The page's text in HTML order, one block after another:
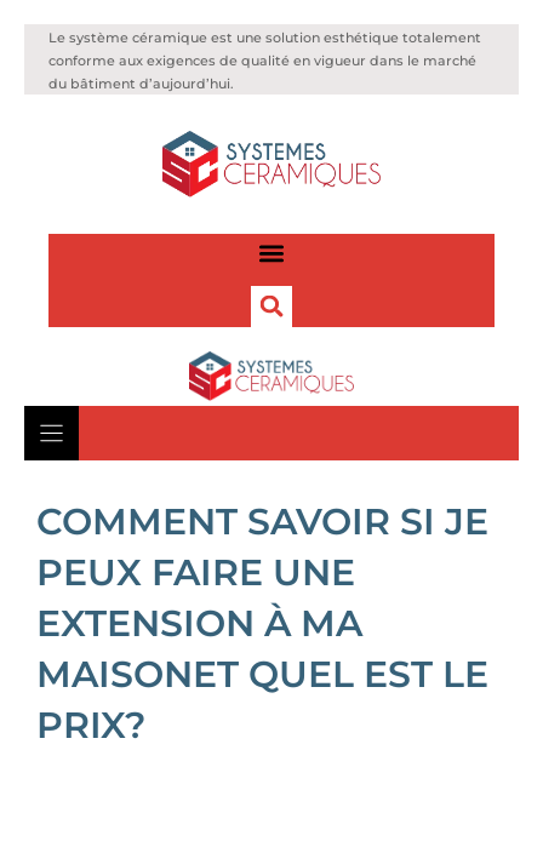
Le système céramique est une solution esthétique totalement
conforme aux exigences de qualité en vigueur dans le marché
du bâtiment d’aujourd’hui.
COMMENT SAVOIR SI JE
PEUX FAIRE UNE
EXTENSION À MA
MAISONET QUEL EST LE
PRIX?